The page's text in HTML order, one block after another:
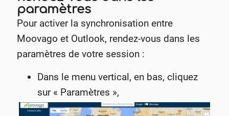
paramètres
Pour activer la synchronisation entre
Moovago et Outlook, rendez-vous dans les
paramètres de votre session :
Dans le menu vertical, en bas, cliquez
sur « Paramètres »,